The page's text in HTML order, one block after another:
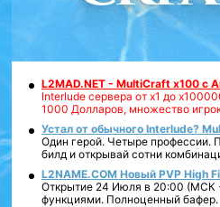
L2MAD.NET - MultiCraft x100
Interlude сервера от х1 до
1000 Долларов, множество
Устал от обычного Interlude?
Один герой. Четыре профессии.
билд и открывай сотни
L2NAME.COM Новый PVP High
Открытие 24 Июля в 20:00 (МСК
функциями. Полноценный